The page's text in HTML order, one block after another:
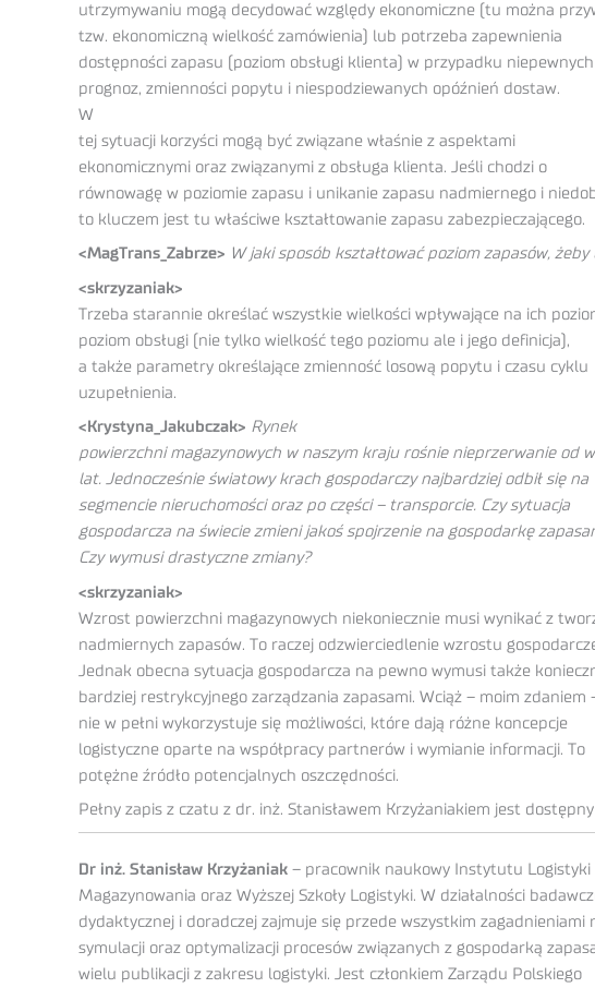
utrzymywaniu mogą decydować względy ekonomiczne (tu można
tzw. ekonomiczną wielkość zamówienia) lub potrzeba zapewnienia
dostępności zapasu (poziom obsługi klienta) w przypadku niepewnych
prognoz, zmienności popytu i niespodziewanych opóźnień dostaw.
W
tej sytuacji korzyści mogą być związane właśnie z aspektami
ekonomicznymi oraz związanymi z obsługa klienta. Jeśli chodzi o
równowagę w poziomie zapasu i unikanie zapasu nadmiernego i
to kluczem jest tu właściwe kształtowanie zapasu zabezpieczającego.
<MagTrans_Zabrze> W jaki sposób kształtować poziom zapasów,
<skrzyzaniak>
Trzeba starannie określać wszystkie wielkości wpływające na ich
poziom obsługi (nie tylko wielkość tego poziomu ale i jego definicja),
a także parametry określające zmienność losową popytu i czasu cyklu
uzupełnienia.
<Krystyna_Jakubczak> Rynek
powierzchni magazynowych w naszym kraju rośnie nieprzerwanie od
lat. Jednocześnie światowy krach gospodarczy najbardziej odbił się na
segmencie nieruchomości oraz po części – transporcie. Czy sytuacja
gospodarcza na świecie zmieni jakoś spojrzenie na gospodarkę
Czy wymusi drastyczne zmiany?
<skrzyzaniak>
Wzrost powierzchni magazynowych niekoniecznie musi wynikać z
nadmiernych zapasów. To raczej odzwierciedlenie wzrostu
Jednak obecna sytuacja gospodarcza na pewno wymusi także
bardziej restrykcyjnego zarządzania zapasami. Wciąż – moim zdaniem
nie w pełni wykorzystuje się możliwości, które dają różne koncepcje
logistyczne oparte na współpracy partnerów i wymianie informacji. To
potężne źródło potencjalnych oszczędności.
Pełny zapis z czatu z dr. inż. Stanisławem Krzyżaniakiem jest dostępny
Dr inż. Stanisław Krzyżaniak – pracownik naukowy Instytutu Logistyki
Magazynowania oraz Wyższej Szkoły Logistyki. W działalności
dydaktycznej i doradczej zajmuje się przede wszystkim zagadnieniami
symulacji oraz optymalizacji procesów związanych z gospodarką
wielu publikacji z zakresu logistyki. Jest członkiem Zarządu Polskiego